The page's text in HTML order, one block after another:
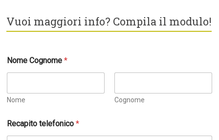
Vuoi maggiori info? Compila il modulo!
Nome Cognome*
Nome Cognome
i
c
Recapito telefonico*